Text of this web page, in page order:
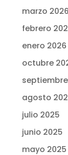
marzo 2026
febrero
enero 2026
octubre
agosto
julio 2025
junio 2025
mayo 2025